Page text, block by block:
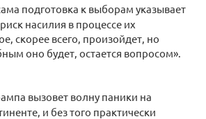
подготовка к выборам указывает
насилия в процессе их
скорее всего, произойдет, но
оно будет, остается вопросом».
вызовет волну паники на
и без того практически